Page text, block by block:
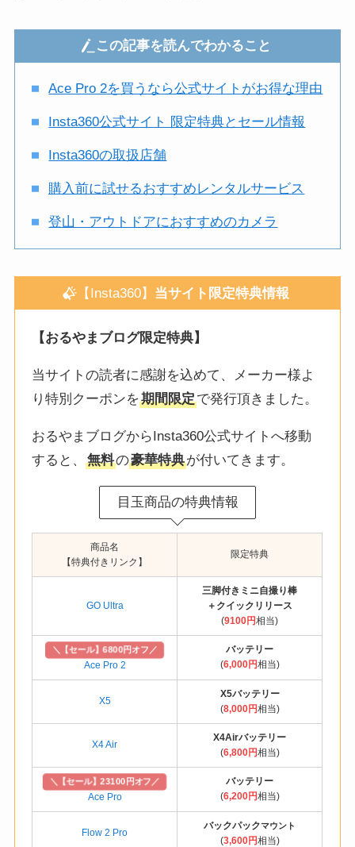
この記事を読んでわかること
Ace Pro 2を買うなら公式サイトがお得な理由
Insta360公式サイト 限定特典とセール情報
Insta360の取扱店舗
購入前に試せるおすすめレンタルサービス
登山・アウトドアにおすすめのカメラ
【Insta360】 当サイト限定特典情報
【おるやまブログ限定特典】
当サイトの読者に感謝を込めて、メーカー様よ
り特別クーポンを期間限定で発行頂きました。
おるやまブログからInsta360公式サイトへ移動
すると、無料の豪華特典が付いてきます。
目玉商品の特典情報
商品名
【特典付きリンク】
限定特典
GO Ultra
三脚付きミニ自撮り棒
＋クイックリリース
(9100円相当)
＼【セール】6800円オフ／
Ace Pro 2
バッテリー
(6,000円相当)
X5
X5バッテリー
(8,000円相当)
X4 Air
X4Airバッテリー
(6,800円相当)
＼【セール】23100円オフ／
Ace Pro
バッテリー
(6,200円相当)
Flow 2 Pro
バックパックマウント
(3,600円相当)